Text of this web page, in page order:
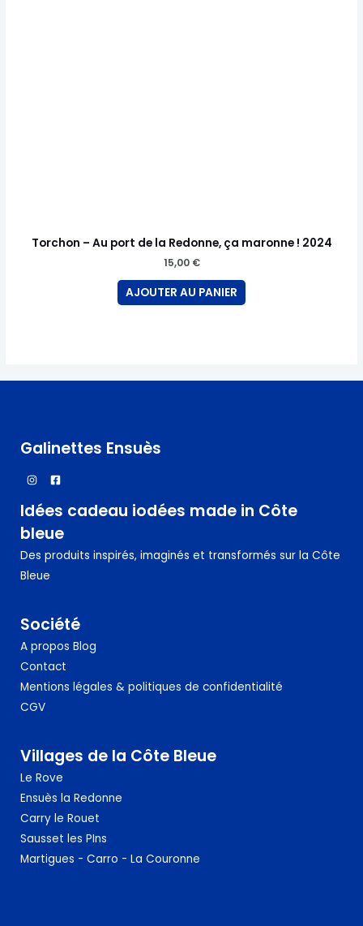
Torchon – Au port de la Redonne, ça maronne ! 2024
15,00 €
AJOUTER AU PANIER
Galinettes Ensuès
Idées cadeau iodées made in Côte
bleue
Des produits inspirés, imaginés et transformés sur la Côte
Bleue
Société
A propos Blog
Contact
Mentions légales & politiques de confidentialité
CGV
Villages de la Côte Bleue
Le Rove
Ensuès la Redonne
Carry le Rouet
Sausset les PIns
Martigues - Carro - La Couronne